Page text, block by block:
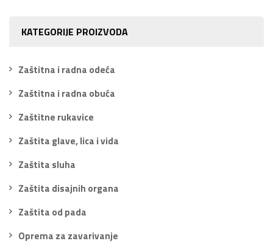
KATEGORIJE PROIZVODA
Zaštitna i radna odeća
Zaštitna i radna obuća
Zaštitne rukavice
Zaštita glave, lica i vida
Zaštita sluha
Zaštita disajnih organa
Zaštita od pada
Oprema za zavarivanje